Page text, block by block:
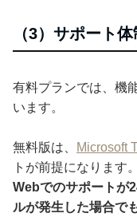
（3）サポート体
有料プランでは、機
います。
無料版は、 Microsoft
トが前提になります
Webでのサポートが
ルが発生した場合で